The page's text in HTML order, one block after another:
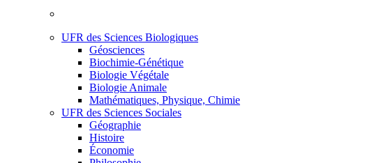
UFR des Sciences Biologiques
Géosciences
Biochimie-Génétique
Biologie Végétale
Biologie Animale
Mathématiques, Physique, Chimie
UFR des Sciences Sociales
Géographie
Histoire
Économie